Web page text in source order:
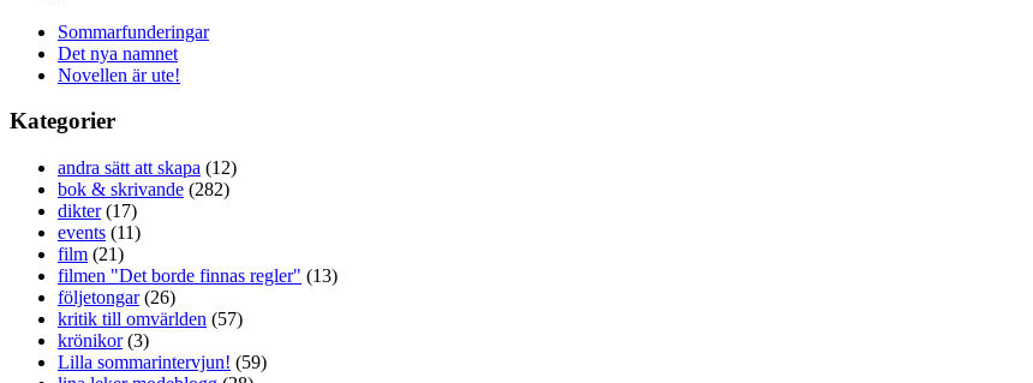
Sommarfunderingar
Det nya namnet
Novellen är ute!
Kategorier
andra sätt att skapa (12)
bok & skrivande (282)
dikter(17)
events (11)
film (21)
filmen "Det borde finnas regler" (13)
följetongar(26)
kritik till omvärlden (57)
krönikor(3)
Lilla sommarintervjun! (59)